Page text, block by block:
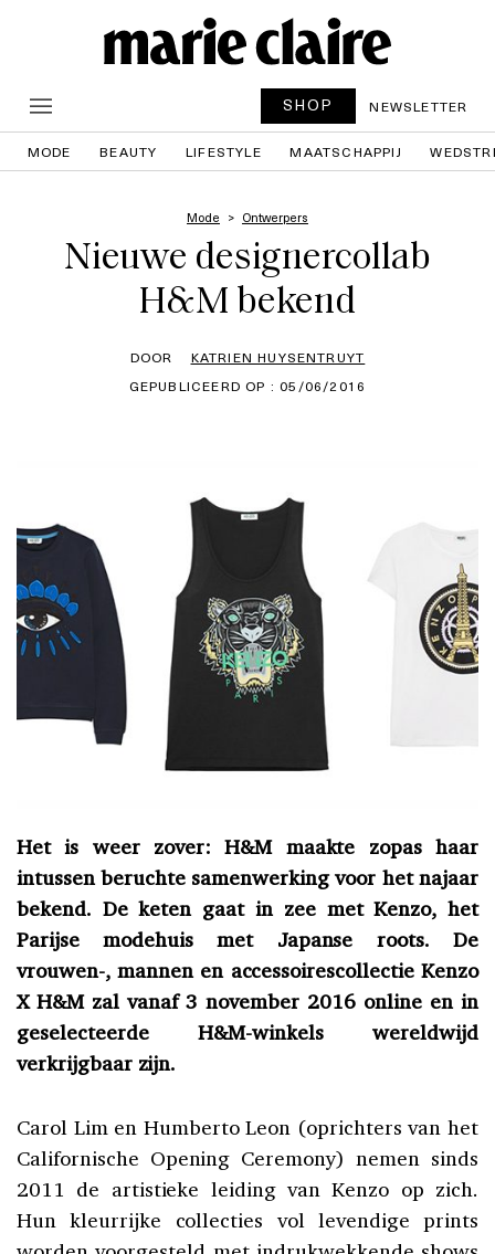
SHOP NEWSLETTER
MODE BEAUTY LIFESTYLE MAATSCHAPPIJ
Mode Ontwerpers
Nieuwe designercollab
H&M bekend
DOOR
KATRIEN HUYSENTRUYT
GEPUBLICEERD OP : 05/06/2016
Het is weer zover: H&M maakte zopas haar
intussen beruchte samenwerking voor het najaar
bekend. De keten gaat in zee met Kenzo, het
Parijse modehuis met Japanse roots. De
vrouwen-, mannen en accessoirescollectie Kenzo
X H&M zal vanaf 3 november 2016 online en in
geselecteerde H&M-winkels wereldwijd
verkrijgbaar zijn.
Carol Lim en Humberto Leon (oprichters van het
Californische Opening Ceremony) nemen sinds
2011 de artistieke leiding van Kenzo op zich.
Hun kleurrijke collecties vol levendige prints